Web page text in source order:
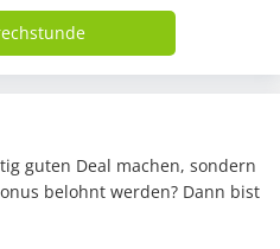
guten Deal machen, sondern
belohnt werden? Dann bist